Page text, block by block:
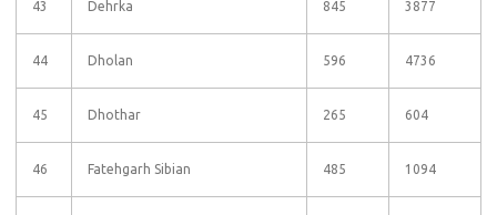
43 Dehrka 845 3877
44 Dholan 596 4736
45 Dhothar 265 604
46 Fatehgarh Sibian 485 1094